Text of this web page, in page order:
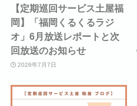
【定期巡回サービス土屋福
岡】「福岡くるくるラジ
オ」6月放送レポートと次
回放送のお知らせ
2026年7月7日